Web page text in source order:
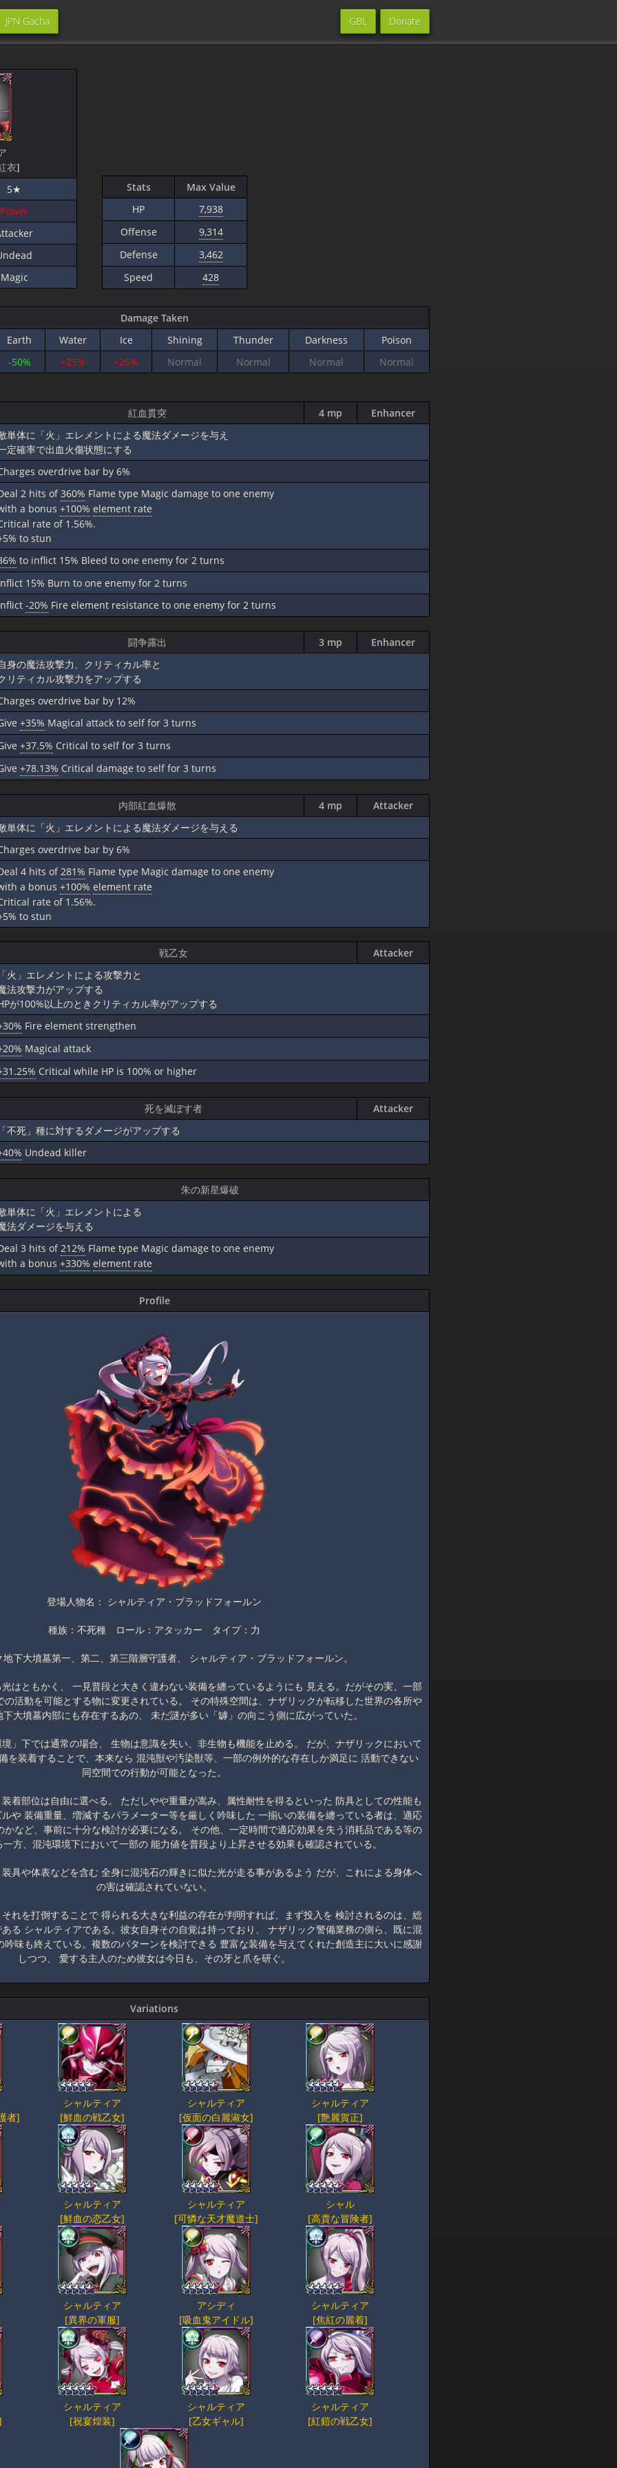
JPN Gacha Donate
GBL
衣]
5★
Power
Magic
Stats
Max Value
HP
7,938
Offense
9,314
Defense
3,462
Speed
428
Damage Taken
Earth Water Ice Shining Thunder Darkness
Poison
-50% +25% +25% Normal Normal Normal Normal
紅血貫突 4 mp Enhancer
単体に「火」エレメントによる魔法ダメージを与え
定確率で出血火傷状態にする
overdrive bar by 6%
2 hits of360% Flame type Magic damage to one enemy
a bonus +100% element rate
rate of 1.56%.
to stun
to inflict 15% Bleed to one enemy for 2 turns
15% Burn to one enemy for 2 turns
-20% Fire element resistance to one enemy for 2 turns
闘争露出 3 mp Enhancer
身の魔法攻撃力、クリティカル率と
リティカル攻撃力をアップする
overdrive bar by 12%
+35% Magical attack to self for 3 turns
+37.5% Critical to self for 3 turns
+78.13% Critical damage to self for 3 turns
内部紅血爆散 4 mp
Attacker
単体に「火」エレメントによる魔法ダメージを与える
overdrive bar by 6%
4 hits of281% Flame type Magic damage to one enemy
a bonus +100% element rate
rate of 1.56%.
to stun
戦乙女 Attacker
「火」エレメントによる攻撃力と
法攻撃力がアップする
が100%以上のときクリティカル率がアップする
Fire element strengthen
Magical attack
Critical while HP is 100% or higher
死を滅ぼす者
Attacker
「不死」種に対するダメージがアップする
Undead killer
朱の新星爆破
単体に「火」エレメントによる
法ダメージを与える
3 hits of212% Flame type Magic damage to one enemy
a bonus +330% element rate
Profile
登場人物名： シャルティア・ブラッドフォールン
種族：不死種 ロール：アタッカー タイプ：力
下大墳墓第一、第二、第三階層守護者、 シャルティア・ブラッドフォールン。
はともかく、 一見普段と大きく違わない装備を纏っているようにも 見える。だがその実、一部
活動を可能とする物に変更されている。 その特殊空間は、ナザリックが転移した世界の各所や
大墳墓内部にも存在するあの、 未だ謎が多い「罅」の向こう側に広がっていた。
」下では通常の場合、 生物は意識を失い、非生物も機能を止める。 だが、ナザリックにおいて
を装着することで、本来なら 混沌獣や汚染獣等、一部の例外的な存在しか満足に 活動できない
同空間での行動が可能となった。
着部位は自由に選べる。 ただしやや重量が嵩み、属性耐性を得るといった 防具としての性能も
や 装備重量、増減するパラメーター等を厳しく吟味した 一揃いの装備を纏っている者は、適応
など、事前に十分な検討が必要になる。 その他、一定時間で適応効果を失う消耗品である等の
方、混沌環境下において一部の 能力値を普段より上昇させる効果も確認されている。
具や体表などを含む 全身に混沌石の輝きに似た光が走る事があるよう だが、これによる身体へ
の害は確認されていない。
れを打倒することで 得られる大きな利益の存在が判明すれば、まず投入を 検討されるのは、総
る シャルティアである。彼女自身その自覚は持っており、 ナザリック警備業務の側ら、既に混
味も終えている。複数のパターンを検討できる 豊富な装備を与えてくれた創造主に大いに感謝
しつつ、 愛する主人のため彼女は今日も、その牙と爪を研ぐ。
Variations
者]
シャルティア
[鮮血の戦乙女]
シャルティア
[仮面の白麗淑女]
シャルティア
[艶麗賀正]
シャルティア
[鮮血の恋乙女]
シャルティア
[可憐な天才魔道士]
シャル
[高貴な冒険者]
シャルティア
[異界の軍服]
アシディ
[吸血鬼アイドル]
シャルティア
[焦紅の麗着]
シャルティア
[祝宴煌装]
シャルティア
[乙女ギャル]
シャルティア
[紅鎧の戦乙女]